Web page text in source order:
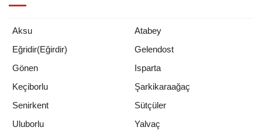
Aksu
Atabey
Eğridir(Eğirdir)
Gelendost
Gönen
Isparta
Keçiborlu
Şarkikaraağaç
Senirkent
Sütçüler
Uluborlu
Yalvaç